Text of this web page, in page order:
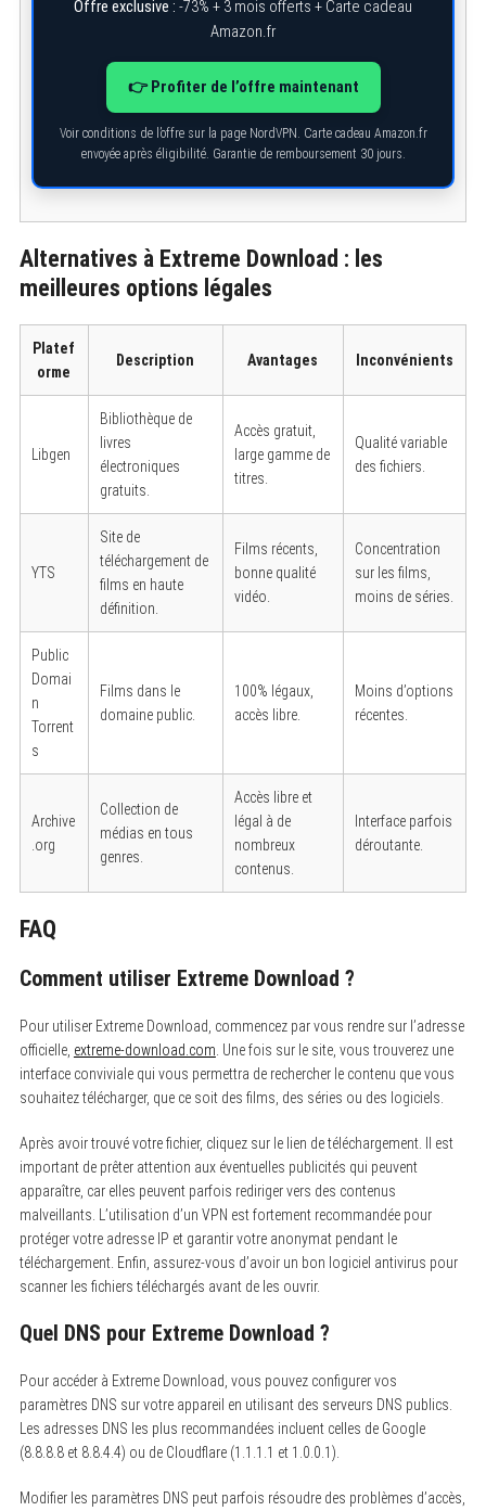
Offre exclusive : -73% + 3 mois offerts + Carte cadeau
Amazon.fr
👉 Profiter de l’offre maintenant
Voir conditions de l’offre sur la page NordVPN. Carte cadeau Amazon.fr
envoyée après éligibilité. Garantie de remboursement 30 jours.
Alternatives à Extreme Download : les
meilleures options légales
Platef
orme
Description Avantages Inconvénients
Libgen
Bibliothèque de
livres
électroniques
gratuits.
Accès gratuit,
large gamme de
titres.
Qualité variable
des fichiers.
YTS
Site de
téléchargement de
films en haute
définition.
Films récents,
bonne qualité
vidéo.
Concentration
sur les films,
moins de séries.
Public
Domai
n
Torrent
s
Films dans le
domaine public.
100% légaux,
accès libre.
Moins d’options
récentes.
Archive
.org
Collection de
médias en tous
genres.
Accès libre et
légal à de
nombreux
contenus.
Interface parfois
déroutante.
FAQ
Comment utiliser Extreme Download ?
Pour utiliser Extreme Download, commencez par vous rendre sur l’adresse
officielle, extreme-download.com . Une fois sur le site, vous trouverez une
interface conviviale qui vous permettra de rechercher le contenu que vous
souhaitez télécharger, que ce soit des films, des séries ou des logiciels.
Après avoir trouvé votre fichier, cliquez sur le lien de téléchargement. Il est
important de prêter attention aux éventuelles publicités qui peuvent
apparaître, car elles peuvent parfois rediriger vers des contenus
malveillants. L’utilisation d’un VPN est fortement recommandée pour
protéger votre adresse IP et garantir votre anonymat pendant le
téléchargement. Enfin, assurez-vous d’avoir un bon logiciel antivirus pour
scanner les fichiers téléchargés avant de les ouvrir.
Quel DNS pour Extreme Download ?
Pour accéder à Extreme Download, vous pouvez configurer vos
paramètres DNS sur votre appareil en utilisant des serveurs DNS publics.
Les adresses DNS les plus recommandées incluent celles de Google
(8.8.8.8 et 8.8.4.4) ou de Cloudflare (1.1.1.1 et 1.0.0.1).
Modifier les paramètres DNS peut parfois résoudre des problèmes d’accès,
S
o
r